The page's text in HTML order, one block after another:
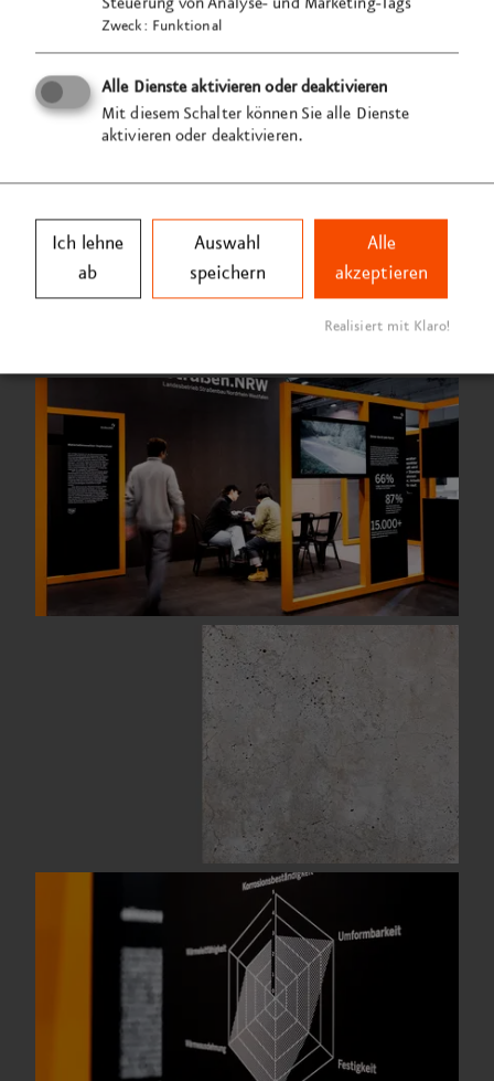
schafft. Das Ergebnis ist ein durchdachtes
Kommunikations­instrument, dasStraßen.NRWauf
der Messe klar positioniert.
Zweck: Funktional
Alle Dienste aktivieren oder deaktivieren
Mit diesem Schalter können Sie alle Dienste
aktivieren oder deaktivieren.
Ich lehne
ab
Auswahl
speichern
Alle
akzeptieren
Realisiert mit Klaro!